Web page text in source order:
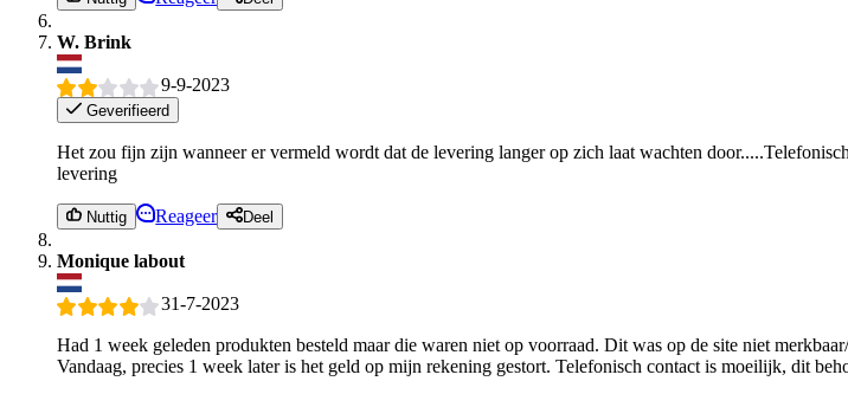
W. Brink
9-9-2023
Geverifieerd
Het zou fijn zijn wanneer er vermeld wordt dat de levering langer op zich laat wachten
levering
Nuttig Reageer Deel
Monique labout
31-7-2023
Had 1 week geleden produkten besteld maar die waren niet op voorraad. Dit was op de site niet
Vandaag, precies 1 week later is het geld op mijn rekening gestort. Telefonisch contact is moeilijk, dit